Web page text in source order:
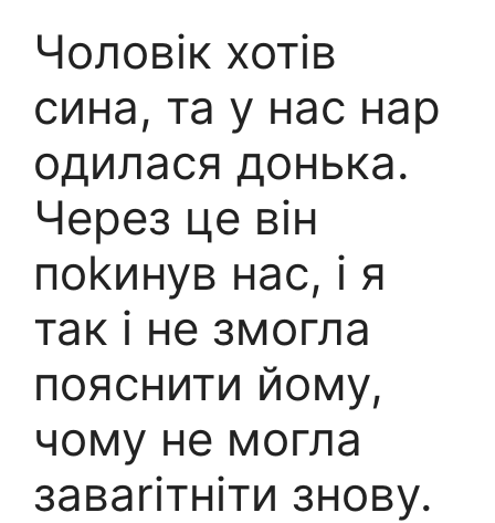
Чоловік хотів
сина, та у нас нap
oдилася донька.
Через це він
поkинув нас, і я
так і не змогла
пояснити йому,
чому не могла
заваrітніти знову.